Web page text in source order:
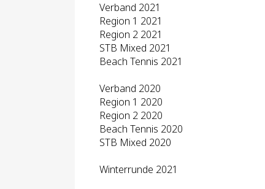
Verband 2021
Region 1 2021
Region 2 2021
STB Mixed 2021
Beach Tennis 2021
Verband 2020
Region 1 2020
Region 2 2020
Beach Tennis 2020
STB Mixed 2020
Winterrunde 2021